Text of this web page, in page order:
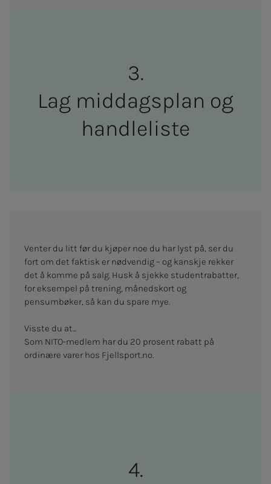
Lag mid­­­dags­­­plan og
hand­­le­­­lis­­­te
Venter du litt før du kjøper noe du har lyst på, ser du
fort om det faktisk er nødvendig – og kanskje rekker
det å komme på salg. Husk å sjekke studentrabatter,
for eksempel på trening, månedskort og
pensumbøker, så kan du spare mye.
Visste du at...
Som NITO-medlem har du 20 prosent rabatt på
ordinære varer hos Fjellsport.no.